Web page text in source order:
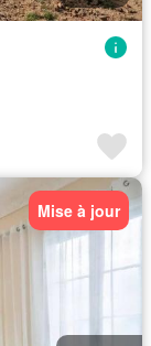
Mise à jour